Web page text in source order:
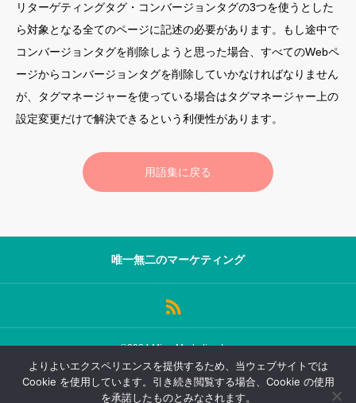
リターゲティングタグ・コンバージョンタグの3つを使うとした
ら対象となる全てのページに記述の必要があります。もし途中で
コンバージョンタグを削除しようと思った場合、すべてのWebペ
ージからコンバージョンタグを削除していかなければなりません
が、タグマネージャーを使っている場合はタグマネージャー上の
設定変更だけで解決できるという利便性があります。
用語集に戻る
唯一無二のマーケティング
©2024 MicroMarketing Inc.
ログイン 会員登録
スポンサー登録
サロン会員登録
サイト会員登録
よりよいエクスペリエンスを提供するため、当ウェブサイトでは
Cookie を使用しています。引き続き閲覧する場合、Cookie の使用
を承諾したものとみなされます。